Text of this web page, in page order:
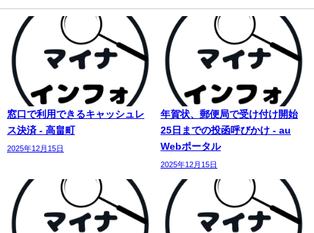
窓口で利用できるキャッシュレ
ス決済 - 高畠町
2025年12月15日
年賀状、郵便局で受け付け開始
25日までの投函呼びかけ - au
Webポータル
2025年12月15日